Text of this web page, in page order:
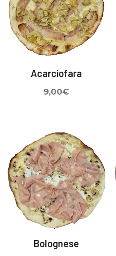
Acarciofara
9,00€
Bolognese